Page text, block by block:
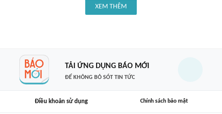
XEM THÊM
TẢI ỨNG DỤNG BÁO MỚI
ĐỂ KHÔNG BỎ SÓT TIN TỨC
Điều khoản sử dụng Chính sách bảo mật